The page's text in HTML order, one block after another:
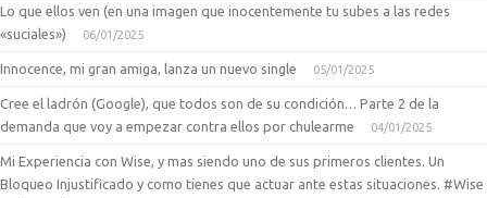
Lo que ellos ven (en una imagen que inocentemente tu subes a las redes
«suciales»)
06/01/2025
Innocence, mi gran amiga, lanza un nuevo single 05/01/2025
Cree el ladrón (Google), que todos son de su condición… Parte 2 de la
demanda que voy a empezar contra ellos por chulearme
04/01/2025
Mi Experiencia con Wise, y mas siendo uno de sus primeros clientes. Un
Bloqueo Injustificado y como tienes que actuar ante estas situaciones. #Wise